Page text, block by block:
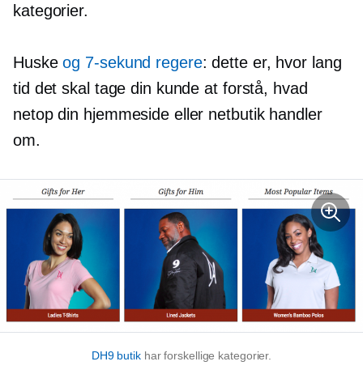
kategorier.
Huskeog 7-sekund regere: dette er, hvor lang
tid det skal tage din kunde at forstå, hvad
netop din hjemmeside eller netbutik handler
om.
DH9 butikhar forskellige kategorier.